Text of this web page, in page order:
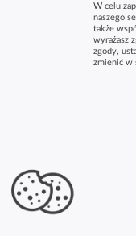
W celu
naszego
także
wyrażasz
zgody,
zmienić w